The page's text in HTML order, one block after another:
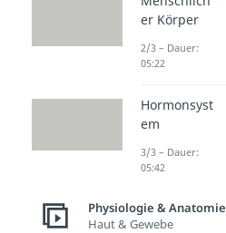
er Körper
2/3 – Dauer:
05:22
Hormonsyst
em
3/3 – Dauer:
05:42
Physiologie & Anatomie
Haut & Gewebe